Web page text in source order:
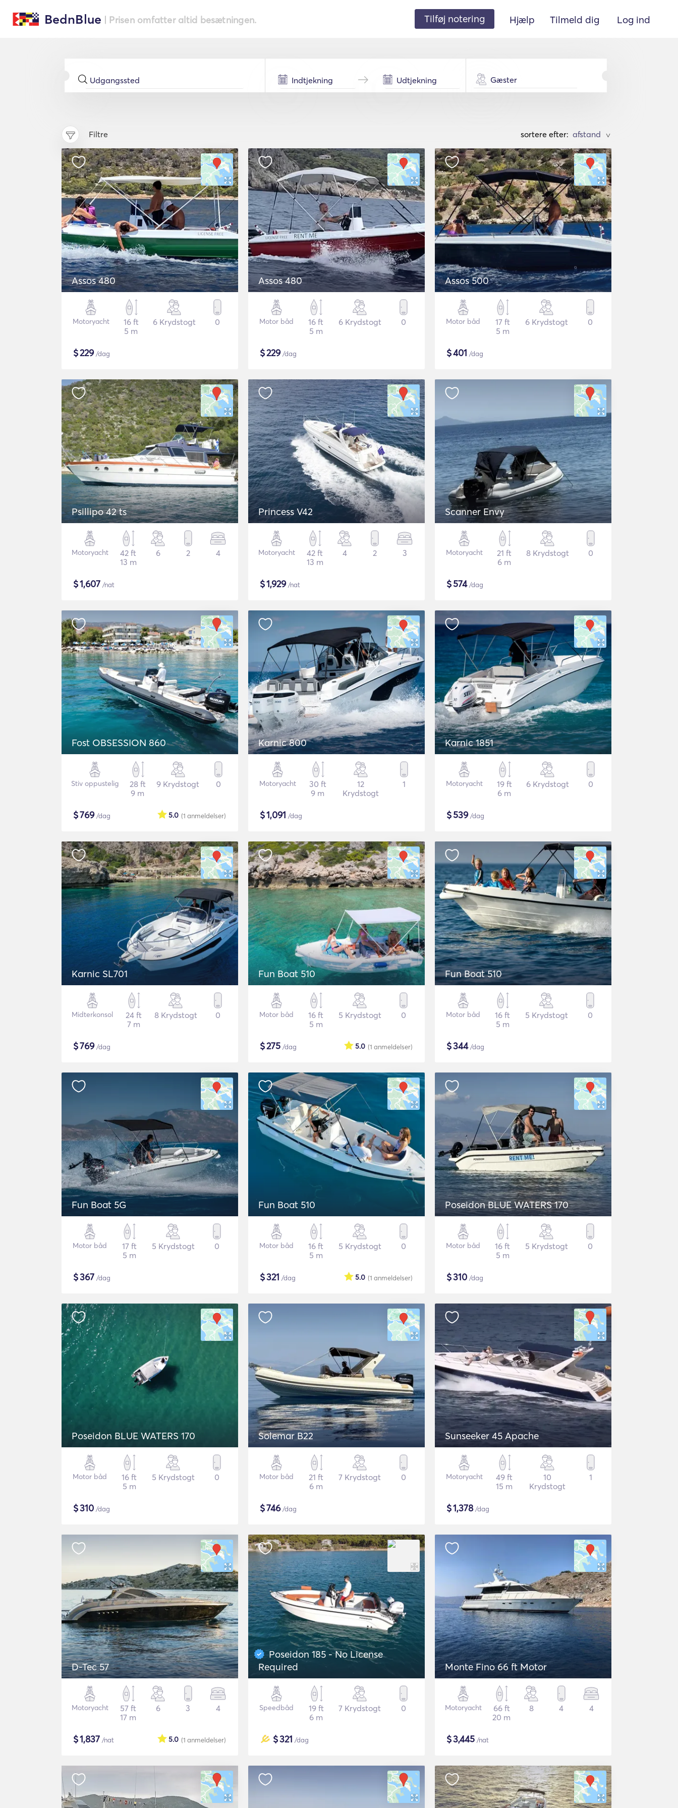
BednBlue | Prisen omfatter altid besætningen. Tilføj notering Hjælp Tilmeld dig Log ind
Gæster
Filtre sortere efter: >
Assos 480
Motoryacht
16 ft
5 m
6 Krydstogt 0
$229/dag
Assos 480
Motor båd
16 ft
5 m
6 Krydstogt 0
$229/dag
Assos 500
Motor båd
17 ft
5 m
6 Krydstogt 0
$401 /dag
Psillipo 42 ts
Motoryacht
42 ft
13 m
6 2 4
$1,607 /nat
Princess V42
Motoryacht
42 ft
13 m
4 2 3
$1,929/nat
Scanner Envy
Motoryacht
21 ft
6 m
8 Krydstogt 0
$574/dag
Fost OBSESSION 860
Stiv oppustelig
28 ft
9 m
9 Krydstogt 0
$769/dag (1 anmeldelser)
5.0
Karnic 800
Motoryacht
30 ft
9 m
12
Krydstogt
1
$1,091 /dag
Karnic 1851
Motoryacht
19 ft
6 m
6 Krydstogt 0
$539/dag
Karnic SL701
Midterkonsol
24 ft
7 m
8 Krydstogt 0
$769/dag
Fun Boat 510
Motor båd
16 ft
5 m
5 Krydstogt 0
$275 /dag (1 anmeldelser)
5.0
Fun Boat 510
Motor båd
16 ft
5 m
5 Krydstogt 0
$344/dag
Fun Boat 5G
Motor båd
17 ft
5 m
5 Krydstogt 0
$367 /dag
Fun Boat 510
Motor båd
16 ft
5 m
5 Krydstogt 0
$321 /dag (1 anmeldelser)
5.0
Poseidon BLUE WATERS 170
Motor båd
16 ft
5 m
5 Krydstogt 0
$310 /dag
Poseidon BLUE WATERS 170
Motor båd
16 ft
5 m
5 Krydstogt 0
$310 /dag
Solemar B22
Motor båd
21 ft
6 m
7 Krydstogt 0
$746/dag
Sunseeker 45 Apache
Motoryacht
49 ft
15 m
10
Krydstogt
1
$1,378/dag
D-Tec 57
Motoryacht
57 ft
17 m
6 3 4
$1,837 /nat (1 anmeldelser)
5.0
Poseidon 185 - No License
Required
Speedbåd
19 ft
6 m
7 Krydstogt 0
$321 /dag
Monte Fino 66 ft Motor
Motoryacht
66 ft
20 m
8 4 4
$3,445 /nat